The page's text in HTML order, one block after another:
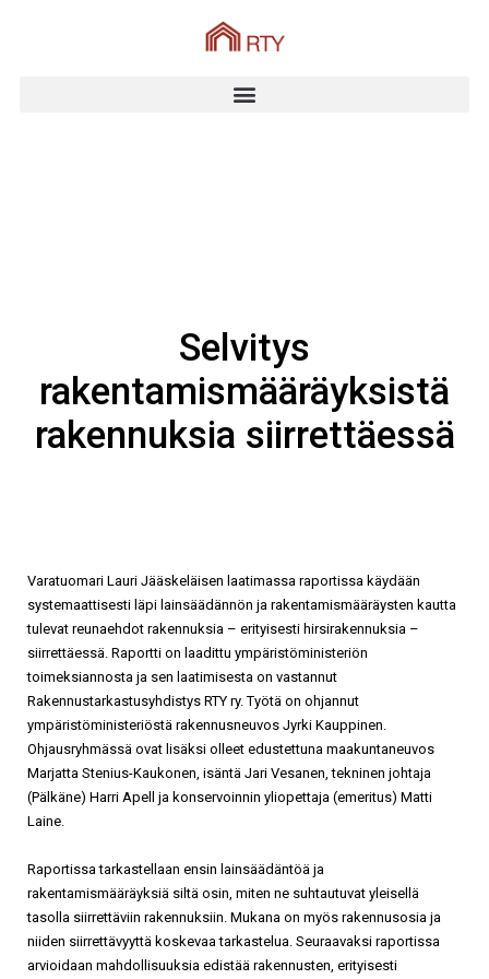
Selvitys
rakentamismääräyksistä
rakennuksia siirrettäessä
Varatuomari Lauri Jääskeläisen laatimassa raportissa käydään
systemaattisesti läpi lainsäädännön ja rakentamismääräysten kautta
tulevat reunaehdot rakennuksia – erityisesti hirsirakennuksia –
siirrettäessä. Raportti on laadittu ympäristöministeriön
toimeksiannosta ja sen laatimisesta on vastannut
Rakennustarkastusyhdistys RTY ry. Työtä on ohjannut
ympäristöministeriöstä rakennusneuvos Jyrki Kauppinen.
Ohjausryhmässä ovat lisäksi olleet edustettuna maakuntaneuvos
Marjatta Stenius-Kaukonen, isäntä Jari Vesanen, tekninen johtaja
(Pälkäne) Harri Apell ja konservoinnin yliopettaja (emeritus) Matti
Laine.
Raportissa tarkastellaan ensin lainsäädäntöä ja
rakentamismääräyksiä siltä osin, miten ne suhtautuvat yleisellä
tasolla siirrettäviin rakennuksiin. Mukana on myös rakennusosia ja
niiden siirrettävyyttä koskevaa tarkastelua. Seuraavaksi raportissa
arvioidaan mahdollisuuksia edistää rakennusten, erityisesti